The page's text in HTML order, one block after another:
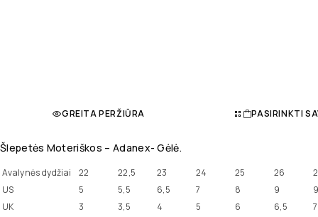
GREITA PERŽIŪRA PASIRINKTI
Šlepetės Moteriškos – Adanex- Gėlė.
Avalynės dydžiai 22 22,5 23 24 25 26
US
5 5,5 6,5 7 8 9
UK
3 3,5 4 5 6 6,5
7